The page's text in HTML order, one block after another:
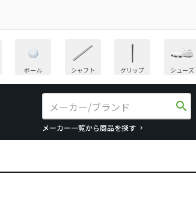
ボール シャフト グリップ シューズ
search
メーカー一覧から商品を探す